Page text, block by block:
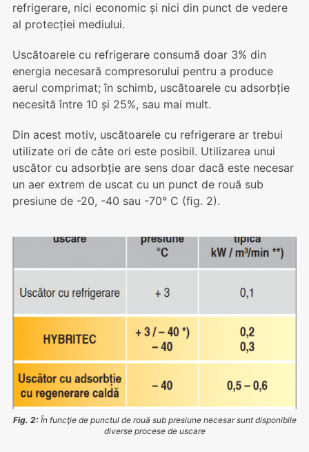
refrigerare, nici economic și nici din punct de vedere
al protecției mediului.
Uscătoarele cu refrigerare consumă doar 3% din
energia necesară compresorului pentru a produce
aerul comprimat; în schimb, uscătoarele cu adsorbție
necesită între 10 și 25%, sau mai mult.
Din acest motiv, uscătoarele cu refrigerare ar trebui
utilizate ori de câte ori este posibil. Utilizarea unui
uscător cu adsorbție are sens doar dacă este necesar
un aer extrem de uscat cu un punct de rouă sub
presiune de -20, -40 sau -70° C (ﬁg. 2).
Fig. 2:În funcţie de punctul de rouă sub presiune necesar sunt disponibile
diverse procese de uscare